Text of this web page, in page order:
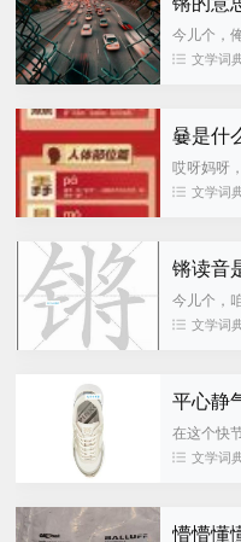
今儿个，
字儿，平
文学词
哎呀妈呀
儿，俺以
文学词
今儿个，
生，他家
文学词
在这个快
包围，心
文学词
懵懵懂